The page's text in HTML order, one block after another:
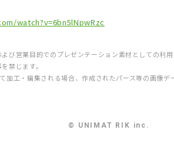
watch?v=6bn5lNpwRzc
び営業目的でのプレゼンテーション素材としての利
禁じます。
加工・編集される場合、作成されたパース等の画像
© UNIMAT RIK inc.